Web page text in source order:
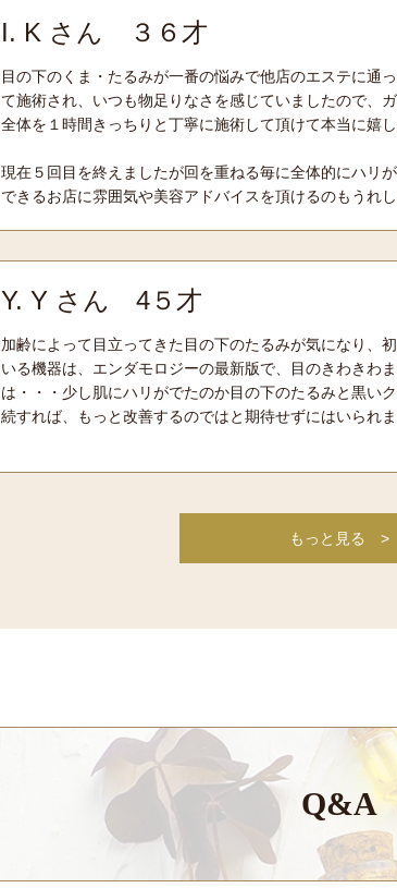
I. K さん ３６才
目の下のくま・たるみが一番の悩みで他店のエステに通
て施術され、いつも物足りなさを感じていましたので、
全体を１時間きっちりと丁寧に施術して頂けて本当に嬉し
現在５回目を終えましたが回を重ねる毎に全体的にハリ
できるお店に雰囲気や美容アドバイスを頂けるのもうれし
Y. Y さん 4５才
加齢によって目立ってきた目の下のたるみが気になり、
いる機器は、エンダモロジーの最新版で、目のきわきわ
は・・・少し肌にハリがでたのか目の下のたるみと黒い
続すれば、もっと改善するのではと期待せずにはいられ
もっと見る >
Q&A